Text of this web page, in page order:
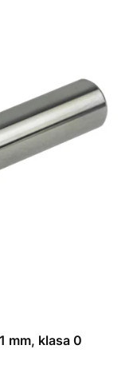
mm, klasa 0